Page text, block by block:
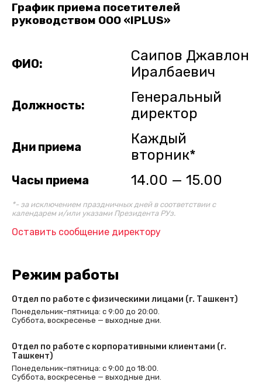
График приема посетителей
руководством ООО «IPLUS»
ФИО:
Саипов Джавлон
Иралбаевич
Должность:
Генеральный
директор
Дни приема
Каждый
вторник*
Часы приема 14.00 — 15.00
*- за исключением праздничных дней в соответствии с
календарем и/или указами Президента РУз.
Оставить сообщение директору
Режим работы
Отдел по работе с физическими лицами (г. Ташкент)
Понедельник–пятница: с 9:00 до 20:00.
Суббота, воскресенье — выходные дни.
Отдел по работе с корпоративными клиентами (г.
Ташкент)
Понедельник–пятница: с 9:00 до 18:00.
Суббота, воскресенье — выходные дни.